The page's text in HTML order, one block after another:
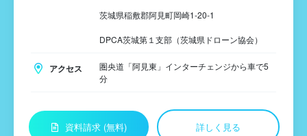
茨城県稲敷郡阿見町岡崎1-20-1
DPCA茨城第１支部（茨城県ドローン協会）
アクセス
圏央道「阿見東」インターチェンジから車で5
分
資料請求 (無料) 詳しく見る